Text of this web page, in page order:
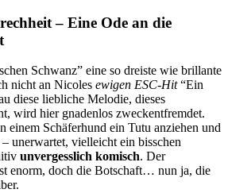
– Eine Ode an die
Schwanz” eine so dreiste wie brillante
nicht an Nicoles ewigen ESC-Hit“Ein
diese liebliche Melodie, dieses
wird hier gnadenlos zweckentfremdet.
einem Schäferhund ein Tutu anziehen und
unerwartet, vielleicht ein bisschen
unvergesslich komisch. Der
enorm, doch die Botschaft… nun ja, die